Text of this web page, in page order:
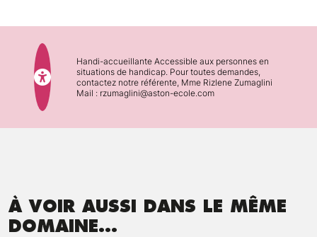
Handi-accueillante Accessible aux personnes en
situations de handicap. Pour toutes demandes,
contactez notre référente, Mme Rizlene Zumaglini
Mail : rzumaglini@aston-ecole.com
À VOIR AUSSI DANS LE MÊME
DOMAINE...